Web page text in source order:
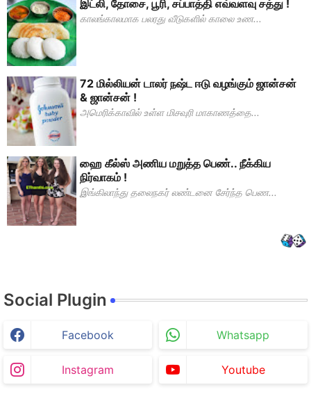
இட்லி, தோசை, பூரி, சப்பாத்தி எவ்வளவு சத்து !
காலங்காலமாக பலரது வீடுகளில் காலை உண...
72 மில்லியன் டாலர் நஷ்ட ஈடு வழங்கும் ஜான்சன்
& ஜான்சன் !
அமெரிக்காவில் உள்ள மிசவுரி மாகாணத்தை...
ஹை கீல்ஸ் அணிய மறுத்த பெண்.. நீக்கிய
நிர்வாகம் !
இங்கிலாந்து தலைநகர் லண்டனை சேர்ந்த பெண...
Social Plugin
Facebook Whatsapp
Instagram Youtube